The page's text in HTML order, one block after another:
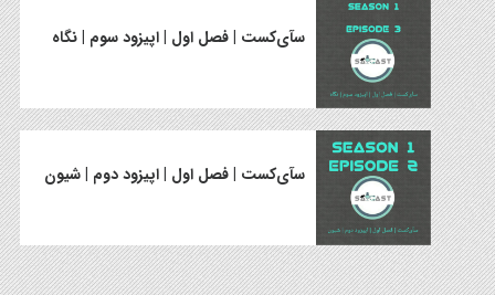
سآی‌کست | فصل اول | اپیزود سوم | نگاه
سآی‌کست | فصل اول | اپیزود دوم | شیون